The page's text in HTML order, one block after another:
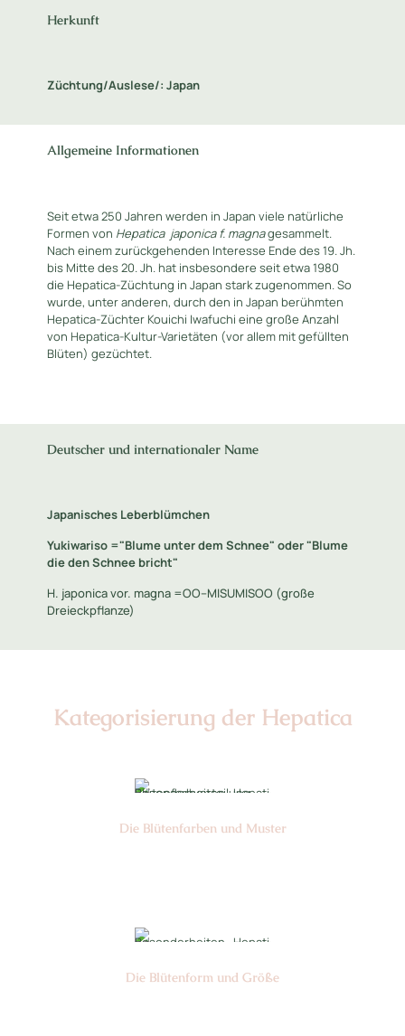
Herkunft
Züchtung/Auslese/: Japan
Allgemeine Informationen
Seit etwa 250 Jahren werden in Japan viele natürliche
Formen von Hepatica japonica f. magnagesammelt.
Nach einem zurückgehenden Interesse Ende des 19. Jh.
bis Mitte des 20. Jh. hat insbesondere seit etwa 1980
die Hepatica-Züchtung in Japan stark zugenommen. So
wurde, unter anderen, durch den in Japan berühmten
Hepatica-Züchter Kouichi Iwafuchi eine große Anzahl
von Hepatica-Kultur-Varietäten (vor allem mit gefüllten
Blüten) gezüchtet.
Deutscher und internationaler Name
Japanisches Leberblümchen
Yukiwariso ="Blume unter dem Schnee" oder "Blume
die den Schnee bricht"
H. japonica vor. magna =OO--MISUMISOO (große
Dreieckpflanze)
Kategorisierung der Hepatica
Die Blüten­farben und Muster
Die Blüten­form und Größe